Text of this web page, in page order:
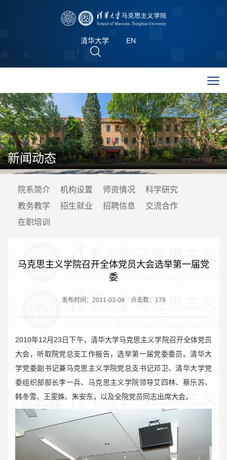
清华大学 EN
新闻动态
院系简介 机构设置 师资情况
科学研究
教务教学
招生就业 招聘信息
交流合作
在职培训
马克思主义学院召开全体党员大会选举第一届党
委
发布时间：2011-03-08 点击数： 179
2010年12月23日下午，清华大学马克思主义学院召开全体党员
大会，听取院党总支工作报告，选举第一届党委委员。清华大
学党委副书记兼马克思主义学院党总支书记邓卫、清华大学党
委组织部部长李一兵、马克思主义学院领导艾四林、蔡乐苏、
韩冬雪、王雯姝、朱安东，以及全院党员同志出席大会。